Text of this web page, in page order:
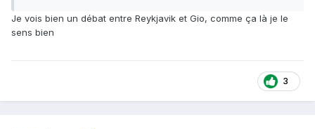
Je vois bien un débat entre Reykjavik et Gio, comme ça là je le
sens bien
3